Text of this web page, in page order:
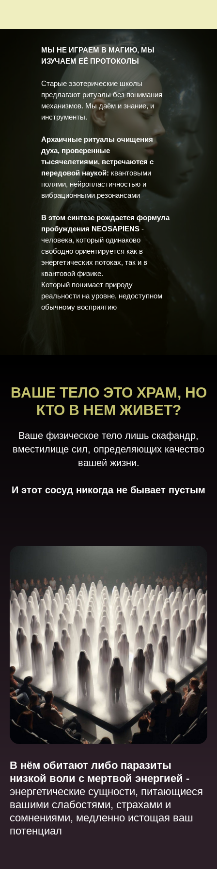
МЫ НЕ ИГРАЕМ В МАГИЮ, МЫ
ИЗУЧАЕМ ЕЁ ПРОТОКОЛЫ
Старые эзотерические школы
предлагают ритуалы без понимания
механизмов. Мы даём и знание, и
инструменты.
Архаичные ритуалы очищения
духа, проверенные
тысячелетиями, встречаются с
передовой наукой: квантовыми
полями, нейропластичностью и
вибрационными резонансами
В этом синтезе рождается формула
пробуждения NEOSAPIENS -
человека, который одинаково
свободно ориентируется как в
энергетических потоках, так и в
квантовой физике.
Который понимает природу
реальности на уровне, недоступном
обычному восприятию
ВАШЕ ТЕЛО ЭТО ХРАМ, НО
КТО В НЕМ ЖИВЕТ?
Ваше физическое тело лишь скафандр,
вместилище сил, определяющих качество
вашей жизни.
И этот сосуд никогда не бывает пустым
В нём обитают либо паразиты
низкой воли с мертвой энергией -
энергетические сущности, питающиеся
вашими слабостями, страхами и
сомнениями, медленно истощая ваш
потенциал